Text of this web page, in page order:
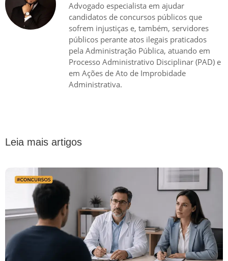
Advogado especialista em ajudar
candidatos de concursos públicos que
sofrem injustiças e, também, servidores
públicos perante atos ilegais praticados
pela Administração Pública, atuando em
Processo Administrativo Disciplinar (PAD) e
em Ações de Ato de Improbidade
Administrativa.
Leia mais artigos